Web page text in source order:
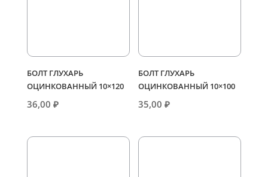
БОЛТ ГЛУХАРЬ
ОЦИНКОВАННЫЙ 10×120
36,00 ₽
БОЛТ ГЛУХАРЬ
ОЦИНКОВАННЫЙ 10×100
35,00₽